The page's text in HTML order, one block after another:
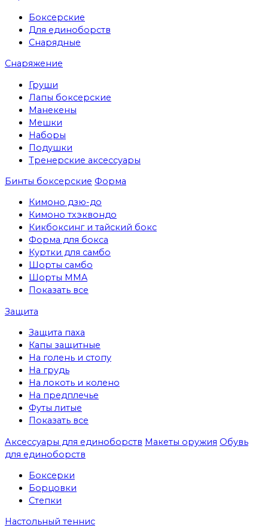
Боксерские
Для единоборств
Снарядные
Снаряжение
Груши
Лапы боксерские
Манекены
Мешки
Наборы
Подушки
Тренерские аксессуары
Бинты боксерские Форма
Кимоно дзю-до
Кимоно тхэквондо
Кикбоксинг и тайский бокс
Форма для бокса
Куртки для самбо
Шорты самбо
Шорты MMA
Показать все
Защита
Защита паха
Капы защитные
На голень и стопу
На грудь
На локоть и колено
На предплечье
Футы литые
Показать все
Аксессуары для единоборств Макеты оружия Обувь
для единоборств
Боксерки
Борцовки
Степки
Настольный теннис